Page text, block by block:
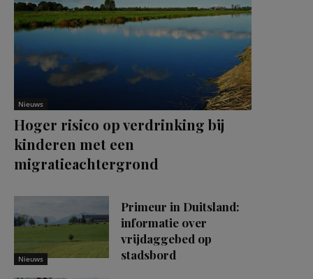
Nieuws
Hoger risico op verdrinking bij
kinderen met een
migratieachtergrond
Nieuws
Primeur in Duitsland:
informatie over
vrijdaggebed op
stadsbord